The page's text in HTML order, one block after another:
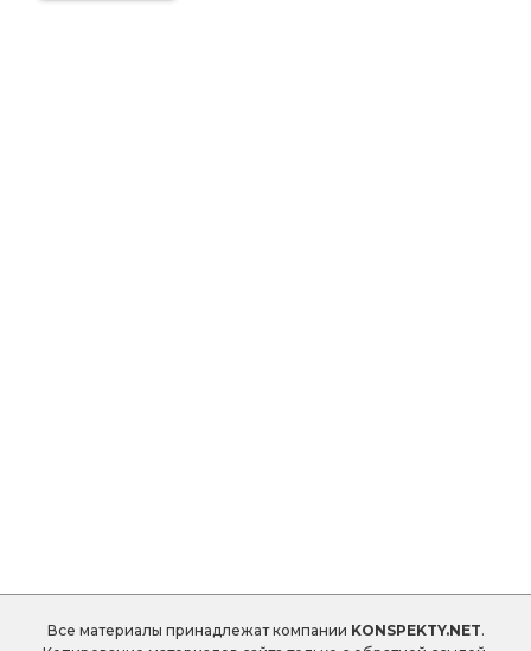
Все материалы принадлежат компании KONSPEKTY.NET.